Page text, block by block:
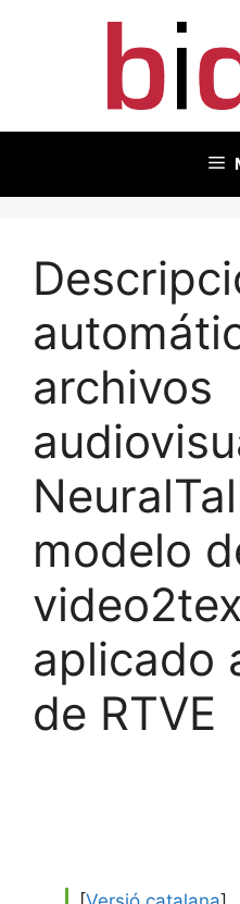
archivos
modelo
aplicado
de RTVE